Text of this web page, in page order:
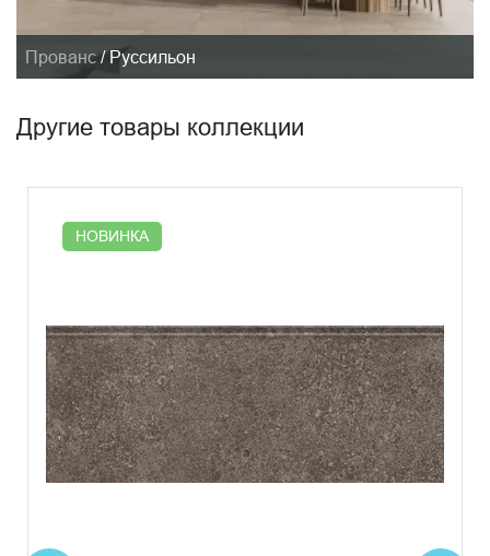
Прованс / Руссильон
Другие товары коллекции
НОВИНКА